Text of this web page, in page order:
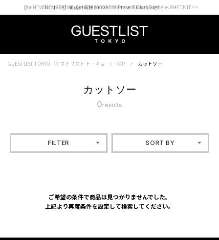
Shopping from outside Japan? Visit our Global Site here. >>
【for NEW MEMBER】新規会員様1000Point Present Campaign CHECK IT>>
GUESTLIST TOKYO（ゲストリスト トーキョー）TOP カットソー
カットソー
0results
FILTER SORT BY
ご希望の条件で商品は見つかりませんでした。
上記より再度条件を設定して検索してください。